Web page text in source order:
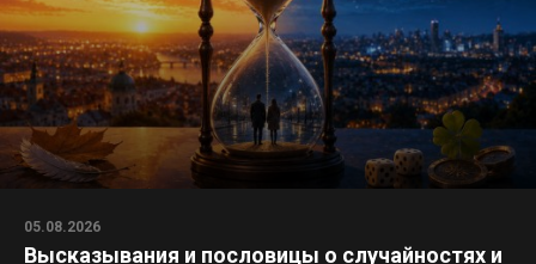
05.08.2026
Высказывания и пословицы о случайностях и